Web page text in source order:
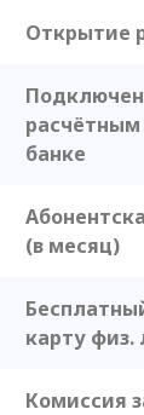
Открытие
банке
(в месяц)
карту физ.
Комиссия